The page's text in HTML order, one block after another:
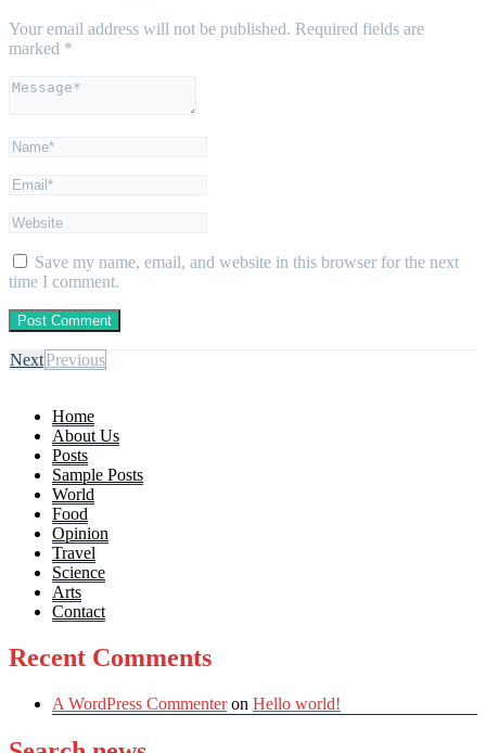
Your email address will not be published. Required fields are
marked *
Save my name, email, and website in this browser for the next
time I comment.
NextPrevious
Home
About Us
Posts
Sample Posts
World
Food
Opinion
Travel
Science
Arts
Contact
Recent Comments
A WordPress Commenteron Hello world!